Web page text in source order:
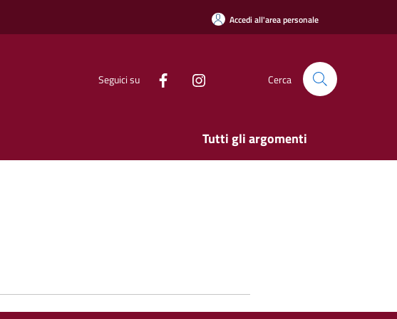
Accedi all'area personale
Seguici su Cerca
Tutti gli argomenti